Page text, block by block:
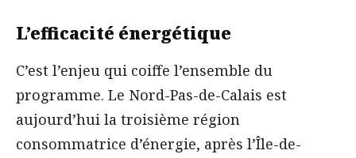
L’efficacité énergétique
C’est l’enjeu qui coiffe l’ensemble du
programme. Le Nord-Pas-de-Calais est
aujourd’hui la troisième région
consommatrice d’énergie, après l’Île-de-